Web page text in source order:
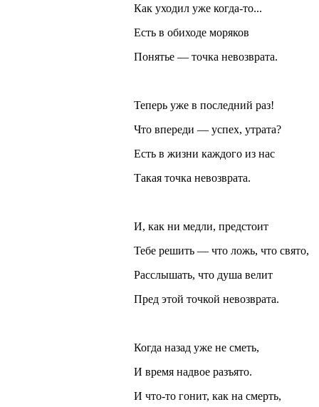
Как уходил уже когда-то...
Есть в обиходе моряков
Понятье — точка невозврата.
Теперь уже в последний раз!
Что впереди — успех, утрата?
Есть в жизни каждого из нас
Такая точка невозврата.
И, как ни медли, предстоит
Тебе решить — что ложь, что свято,
Расслышать, что душа велит
Пред этой точкой невозврата.
Когда назад уже не сметь,
И время надвое разъято.
И что-то гонит, как на смерть,